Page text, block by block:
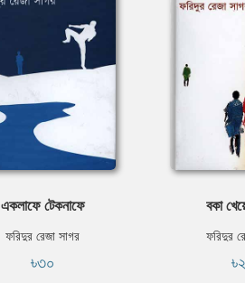
একলাফে টেকনাফে
ফরিদুর রেজা সাগর
৳৩০
বকা
ফরিদুর